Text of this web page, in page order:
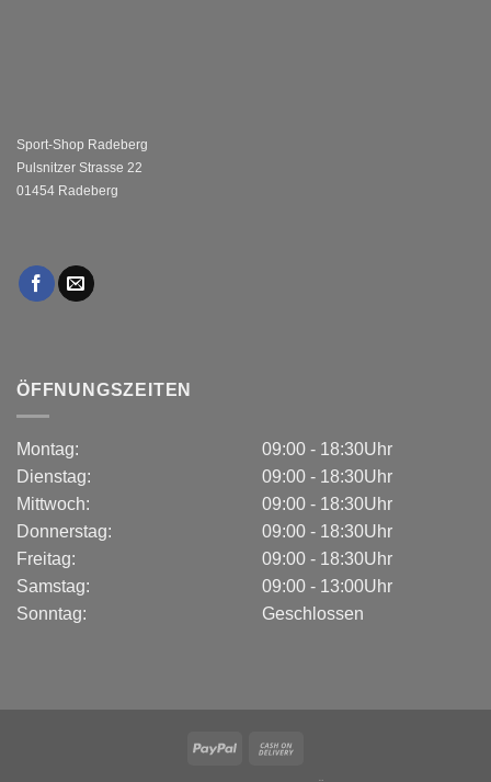
Sport-Shop Radeberg
Pulsnitzer Strasse 22
01454 Radeberg
ÖFFNUNGSZEITEN
Montag:
Dienstag:
Mittwoch:
Donnerstag:
Freitag:
Samstag:
Sonntag:
09:00 - 18:30Uhr
09:00 - 18:30Uhr
09:00 - 18:30Uhr
09:00 - 18:30Uhr
09:00 - 18:30Uhr
09:00 - 13:00Uhr
Geschlossen